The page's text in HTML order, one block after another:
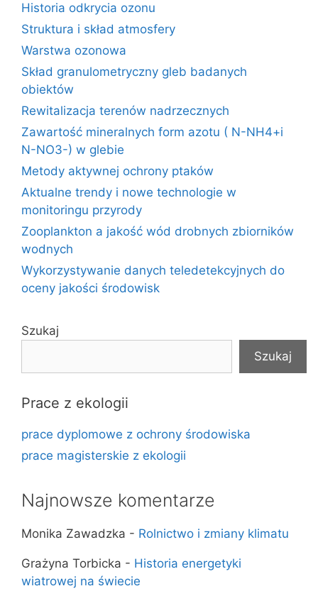
Historia odkrycia ozonu
Struktura i skład atmosfery
Warstwa ozonowa
Skład granulometryczny gleb badanych
obiektów
Rewitalizacja terenów nadrzecznych
Zawartość mineralnych form azotu ( N-NH4+i
N-NO3-) w glebie
Metody aktywnej ochrony ptaków
Aktualne trendy i nowe technologie w
monitoringu przyrody
Zooplankton a jakość wód drobnych zbiorników
wodnych
Wykorzystywanie danych teledetekcyjnych do
oceny jakości środowisk
Szukaj
Szukaj
Prace z ekologii
prace dyplomowe z ochrony środowiska
prace magisterskie z ekologii
Najnowsze komentarze
Monika Zawadzka - Rolnictwo i zmiany klimatu
Grażyna Torbicka - Historia energetyki
wiatrowej na świecie